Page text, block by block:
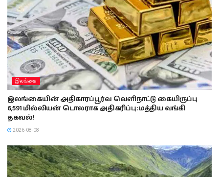
இலங்கை
இலங்கையின் அதிகாரப்பூர்வ வெளிநாட்டு கையிருப்பு
6,591 மில்லியன் டொலராக அதிகரிப்பு: மத்திய வங்கி
தகவல்!
2026-08-08